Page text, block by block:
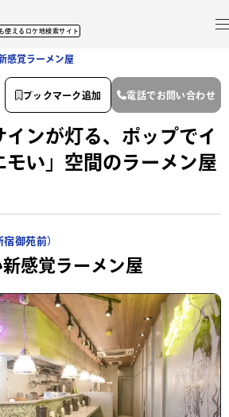
使えるロケ地検索サイト
感覚ラーメン屋
インが灯る、ポップでイ
モい」空間のラーメン屋
御苑前）
感覚ラーメン屋
ブックマーク追加 電話でお問い合わせ